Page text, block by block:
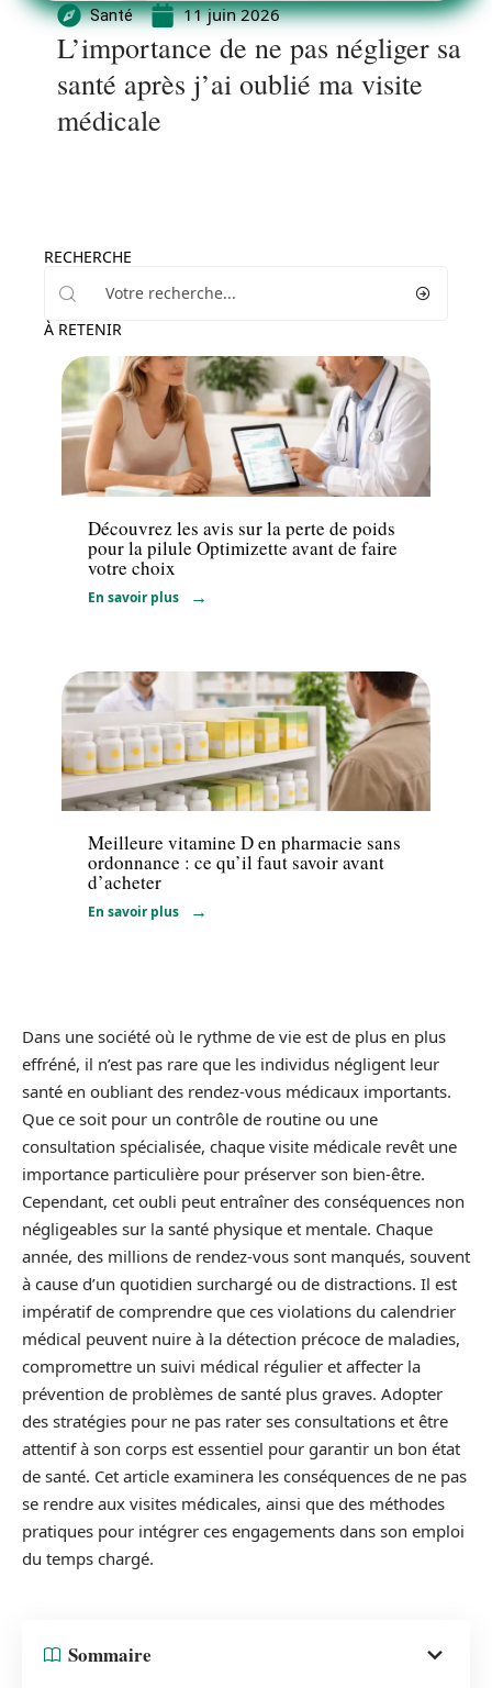
Santé 11 juin 2026
L’importance de ne pas négliger sa
santé après j’ai oublié ma visite
médicale
RECHERCHE
À RETENIR
Minceur
Découvrez les avis sur la perte de poids
pour la pilule Optimizette avant de faire
votre choix
En savoir plus
Santé
Meilleure vitamine D en pharmacie sans
ordonnance : ce qu’il faut savoir avant
d’acheter
En savoir plus
Dans une société où le rythme de vie est de plus en plus
effréné, il n’est pas rare que les individus négligent leur
santé en oubliant des rendez-vous médicaux importants.
Que ce soit pour un contrôle de routine ou une
consultation spécialisée, chaque visite médicale revêt une
importance particulière pour préserver son bien-être.
Cependant, cet oubli peut entraîner des conséquences non
négligeables sur la santé physique et mentale. Chaque
année, des millions de rendez-vous sont manqués, souvent
à cause d’un quotidien surchargé ou de distractions. Il est
impératif de comprendre que ces violations du calendrier
médical peuvent nuire à la détection précoce de maladies,
compromettre un suivi médical régulier et affecter la
prévention de problèmes de santé plus graves. Adopter
des stratégies pour ne pas rater ses consultations et être
attentif à son corps est essentiel pour garantir un bon état
de santé. Cet article examinera les conséquences de ne pas
se rendre aux visites médicales, ainsi que des méthodes
pratiques pour intégrer ces engagements dans son emploi
du temps chargé.
Sommaire